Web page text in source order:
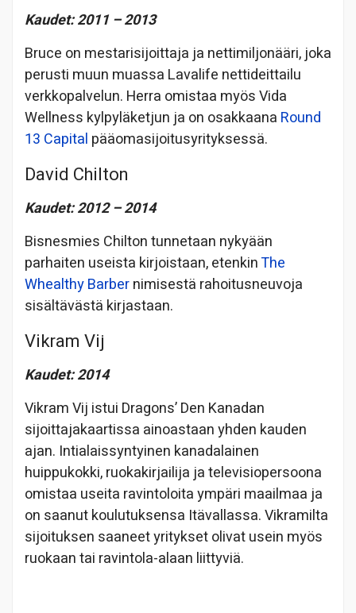
Kaudet: 2011 – 2013
Bruce on mestarisijoittaja ja nettimiljonääri, joka
perusti muun muassa Lavalife nettideittailu
verkkopalvelun. Herra omistaa myös Vida
Wellness kylpyläketjun ja on osakkaana Round
13 Capital pääomasijoitusyrityksessä.
David Chilton
Kaudet: 2012 – 2014
Bisnesmies Chilton tunnetaan nykyään
parhaiten useista kirjoistaan, etenkinThe
Whealthy Barbernimisestä rahoitusneuvoja
sisältävästä kirjastaan.
Vikram Vij
Kaudet: 2014
Vikram Vij istui Dragons’ Den Kanadan
sijoittajakaartissa ainoastaan yhden kauden
ajan. Intialaissyntyinen kanadalainen
huippukokki, ruokakirjailija ja televisiopersoona
omistaa useita ravintoloita ympäri maailmaa ja
on saanut koulutuksensa Itävallassa. Vikramilta
sijoituksen saaneet yritykset olivat usein myös
ruokaan tai ravintola-alaan liittyviä.